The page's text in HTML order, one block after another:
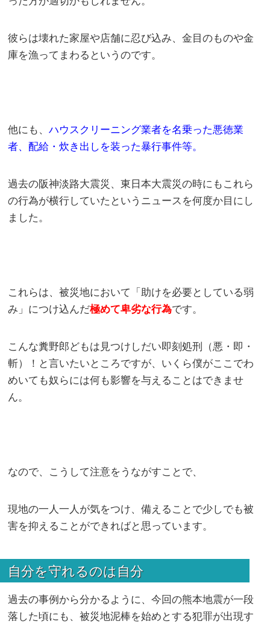
彼らは壊れた家屋や店舗に忍び込み、金目のものや金
庫を漁ってまわるというのです。
他にも、ハウスクリーニング業者を名乗った悪徳業
者、配給・炊き出しを装った暴行事件等。
過去の阪神淡路大震災、東日本大震災の時にもこれら
の行為が横行していたというニュースを何度か目にし
ました。
これらは、被災地において「助けを必要としている弱
み」につけ込んだ極めて卑劣な行為です。
こんな糞野郎どもは見つけしだい即刻処刑（悪・即・
斬）！と言いたいところですが、いくら僕がここでわ
めいても奴らには何も影響を与えることはできませ
ん。
なので、こうして注意をうながすことで、
現地の一人一人が気をつけ、備えることで少しでも被
害を抑えることができればと思っています。
自分を守れるのは自分
過去の事例から分かるように、今回の熊本地震が一段
落した頃にも、被災地泥棒を始めとする犯罪が出現す